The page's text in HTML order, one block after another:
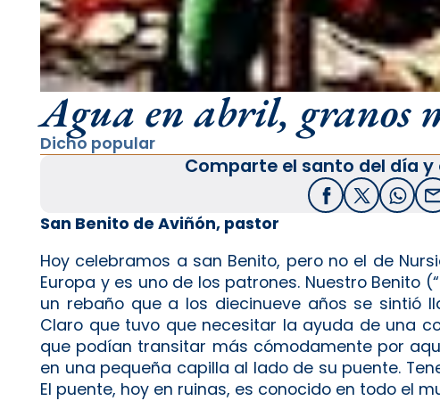
Agua en abril, granos
Dicho popular
Comparte el santo del día
FacebookX / Twitter
San Benito de Aviñón, pastor
Hoy celebramos a san Benito, pero no el de
Europa y es uno de los patrones. Nuestro
un rebaño que a los diecinueve años se sintió
Claro que tuvo que necesitar la ayuda de una
que podían transitar más cómodamente por
en una pequeña capilla al lado de su puente.
El puente, hoy en ruinas, es conocido en todo el